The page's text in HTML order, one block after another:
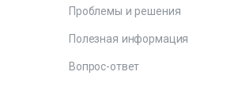
Проблемы и решения
Полезная информация
Вопрос-ответ